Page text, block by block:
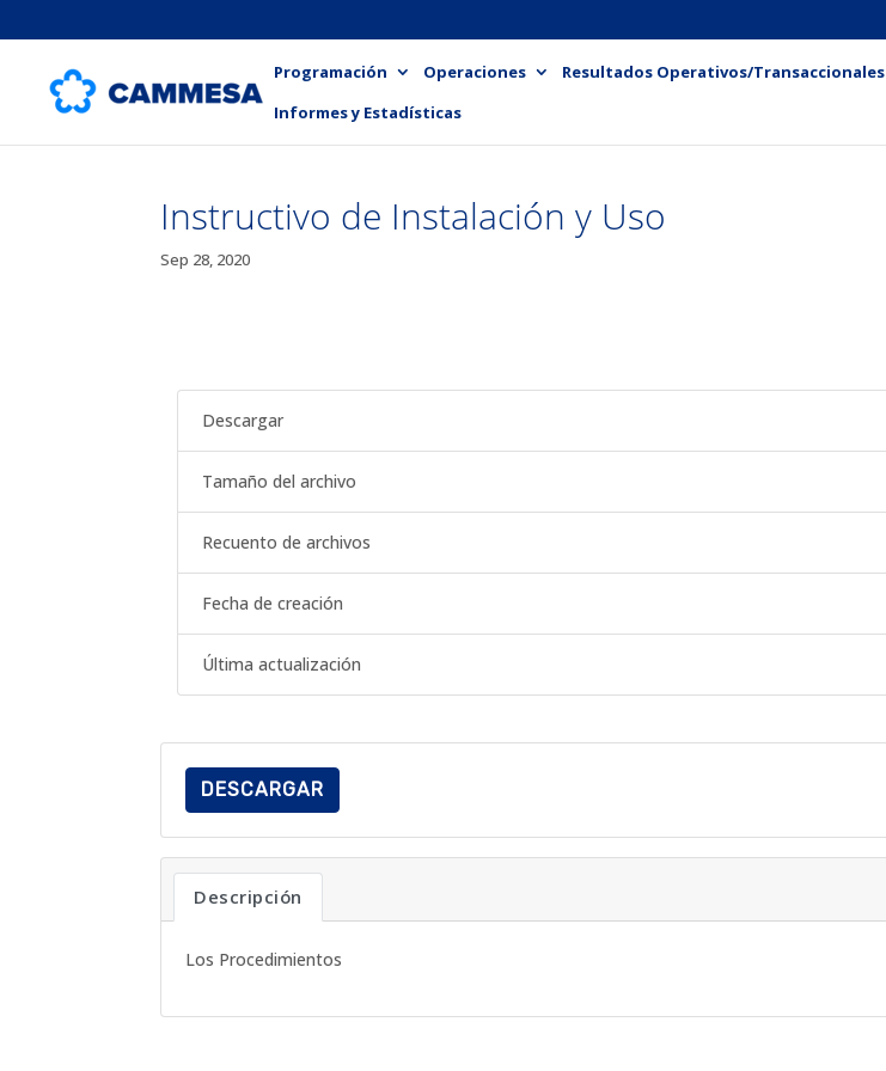
Programación Operaciones Resultados Operativos/Transaccionales
Informes y Estadísticas
Instructivo de Instalación y Uso
Sep 28, 2020
Descargar
Tamaño del archivo
Recuento de archivos
Fecha de creación
Última actualización
DESCARGAR
Descripción
Los Procedimientos